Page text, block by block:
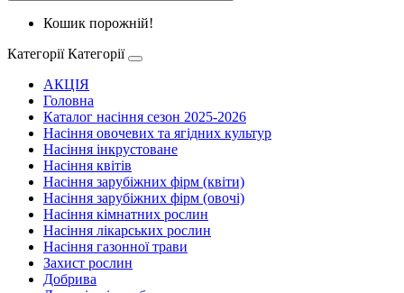
Кошик порожній!
Категорії Категорії
АКЦІЯ
Головна
Каталог насіння сезон 2025-2026
Насіння овочевих та ягідних культур
Насіння інкрустоване
Насіння квітів
Насіння зарубіжних фірм (квіти)
Насіння зарубіжних фірм (овочі)
Насіння кімнатних рослин
Насіння лікарських рослин
Насіння газонної трави
Захист рослин
Добрива